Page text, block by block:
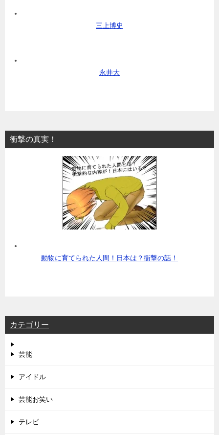
三上博史
永井大
衝撃の真実！
動物に育てられた人間！日本は？衝撃の話！
カテゴリー
芸能
アイドル
芸能お笑い
テレビ